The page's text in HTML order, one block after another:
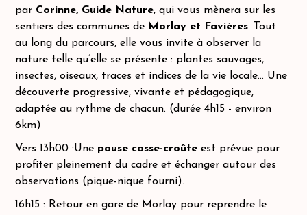
par Corinne, Guide Nature, qui vous mènera sur les
sentiers des communes de Morlay et Favières. Tout
au long du parcours, elle vous invite à observer la
nature telle qu’elle se présente : plantes sauvages,
insectes, oiseaux, traces et indices de la vie locale… Une
découverte progressive, vivante et pédagogique,
adaptée au rythme de chacun. (durée 4h15 - environ
6km)
Vers 13h00 :Une pause casse-croûte est prévue pour
profiter pleinement du cadre et échanger autour des
observations (pique-nique fourni).
16h15 : Retour en gare de Morlay pour reprendre le